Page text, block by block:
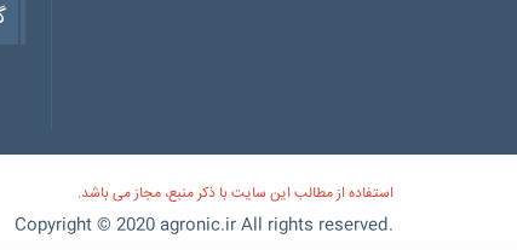
استفاده از مطالب این سایت با ذکر منبع، مجاز می باشد.
Copyright © 2020 agronic.ir All rights reserved.